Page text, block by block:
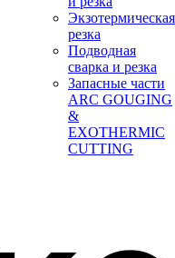
Экзотермическая
резка
Подводная
сварка и резка
Запасные части
ARC GOUGING
&
EXOTHERMIC
CUTTING